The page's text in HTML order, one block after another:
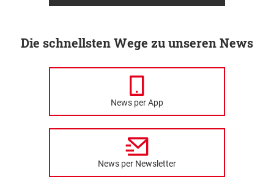
Die schnellsten Wege zu unseren News
News per App
News per Newsletter